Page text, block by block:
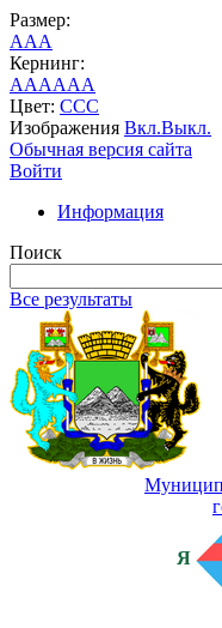
Размер:
AAA
Кернинг:
AAAAAA
Цвет: CCC
Изображения Вкл.Выкл.
Обычная версия сайта
Войти
Информация
Поиск
Все результаты
Я